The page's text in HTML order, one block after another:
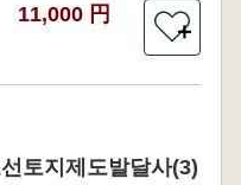
11,000 円
＋
토지제도발달사(3)